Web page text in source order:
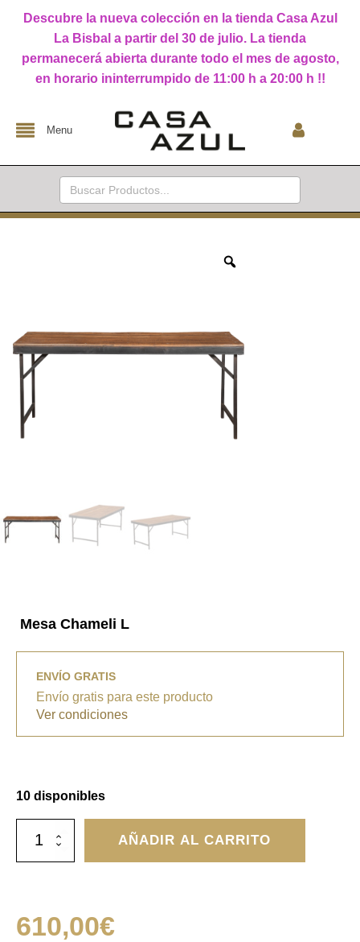
Descubre la nueva colección en la tienda Casa Azul
La Bisbal a partir del 30 de julio. La tienda
permanecerá abierta durante todo el mes de agosto,
en horario ininterrumpido de 11:00 h a 20:00 h !!
Menu
Buscar:
Mesa Chameli L
ENVÍO GRATIS
Envío gratis para este producto
Ver condiciones
10 disponibles
Mesa
Chameli
L
AÑADIR AL CARRITO
610,00€